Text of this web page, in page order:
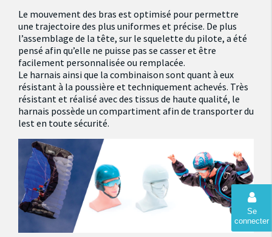
Se
connecter
Le mouvement des bras est optimisé pour permettre
une trajectoire des plus uniformes et précise. De plus
l’assemblage de la tête, sur le squelette du pilote, a été
pensé afin qu’elle ne puisse pas se casser et être
facilement personnalisée ou remplacée.
Le harnais ainsi que la combinaison sont quant à eux
résistant à la poussière et techniquement achevés. Très
résistant et réalisé avec des tissus de haute qualité, le
harnais possède un compartiment afin de transporter du
lest en toute sécurité.